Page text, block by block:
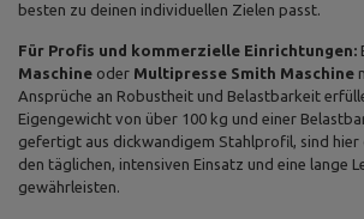
besten zu deinen individuellen Zielen passt.
Für Profis und kommerzielle Einrichtungen:
Maschine oder Multipresse Smith Maschine
Ansprüche an Robustheit und Belastbarkeit
Eigengewicht von über 100 kg und einer
gefertigt aus dickwandigem Stahlprofil, sind hier
den täglichen, intensiven Einsatz und eine lange
gewährleisten.